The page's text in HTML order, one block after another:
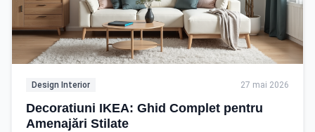
Design Interior 27 mai 2026
Decoratiuni IKEA: Ghid Complet pentru
Amenajări Stilate